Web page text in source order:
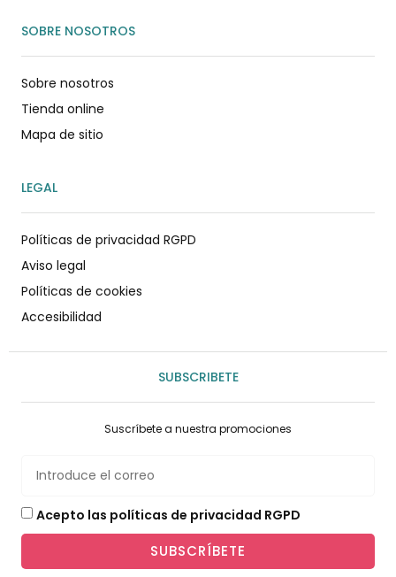
SOBRE NOSOTROS
Sobre nosotros
Tienda online
Mapa de sitio
LEGAL
Políticas de privacidad RGPD
Aviso legal
Políticas de cookies
Accesibilidad
SUBSCRIBETE
Suscríbete a nuestra promociones
Acepto las políticas de privacidad RGPD
SUBSCRÍBETE